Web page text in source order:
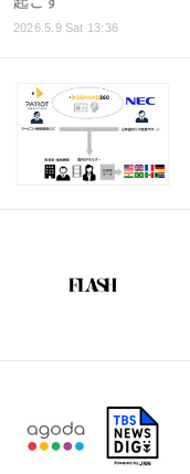
2026.5.9 Sat 13:36